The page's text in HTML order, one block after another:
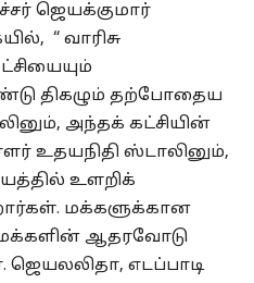
ஜெயக்குமார்
“ வாரிசு
திகழும் தற்போதைய
அந்தக் கட்சியின்
உதயநிதி ஸ்டாலினும்,
உளறிக்
மக்களுக்கான
மக்களின் ஆதரவோடு
எடப்பாடி